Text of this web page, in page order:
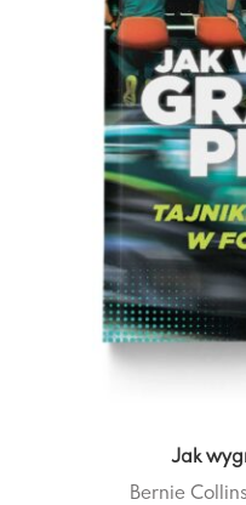
Jak
Bernie Collins